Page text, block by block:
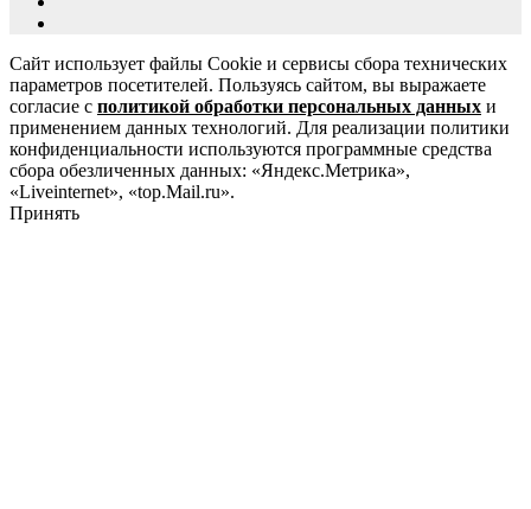
Сайт использует файлы Cookie и сервисы сбора технических
параметров посетителей. Пользуясь сайтом, вы выражаете
согласие с политикой обработки персональных данных и
применением данных технологий. Для реализации политики
конфиденциальности используются программные средства
сбора обезличенных данных: «Яндекс.Метрика»,
«Liveinternet», «top.Mail.ru».
Принять